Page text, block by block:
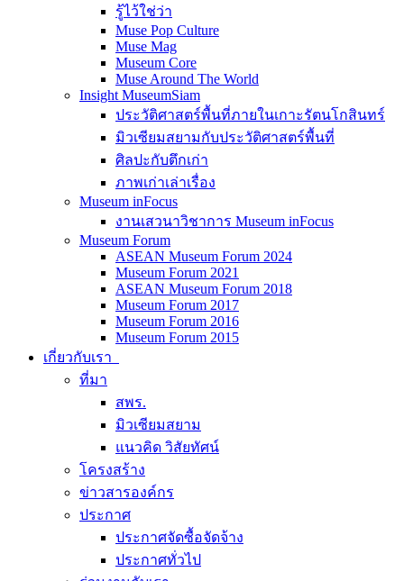
รู้ไว้ใช่ว่า
Muse Pop Culture
Muse Mag
Museum Core
Muse Around The World
Insight MuseumSiam
ประวัติศาสตร์พื้นที่ภายในเกาะรัตนโกสินทร์
มิวเซียมสยามกับประวัติศาสตร์พื้นที่
ศิลปะกับตึกเก่า
ภาพเก่าเล่าเรื่อง
Museum inFocus
งานเสวนาวิชาการ Museum inFocus
Museum Forum
ASEAN Museum Forum 2024
Museum Forum 2021
ASEAN Museum Forum 2018
Museum Forum 2017
Museum Forum 2016
Museum Forum 2015
เกี่ยวกับเรา
ที่มา
สพร.
มิวเซียมสยาม
แนวคิด วิสัยทัศน์
โครงสร้าง
ข่าวสารองค์กร
ประกาศ
ประกาศจัดซื้อจัดจ้าง
ประกาศทั่วไป